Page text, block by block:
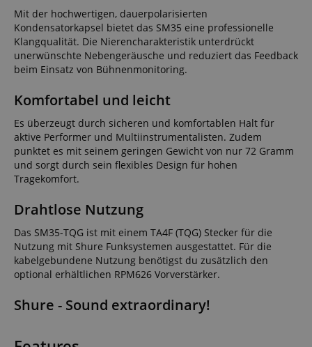
Mit der hochwertigen, dauerpolarisierten
Kondensatorkapsel bietet das SM35 eine professionelle
Klangqualität. Die Nierencharakteristik unterdrückt
unerwünschte Nebengeräusche und reduziert das Feedback
beim Einsatz von Bühnenmonitoring.
Komfortabel und leicht
Es überzeugt durch sicheren und komfortablen Halt für
aktive Performer und Multiinstrumentalisten. Zudem
punktet es mit seinem geringen Gewicht von nur 72 Gramm
und sorgt durch sein flexibles Design für hohen
Tragekomfort.
Drahtlose Nutzung
Das SM35-TQG ist mit einem TA4F (TQG) Stecker für die
Nutzung mit Shure Funksystemen ausgestattet. Für die
kabelgebundene Nutzung benötigst du zusätzlich den
optional erhältlichen RPM626 Vorverstärker.
Shure - Sound extraordinary!